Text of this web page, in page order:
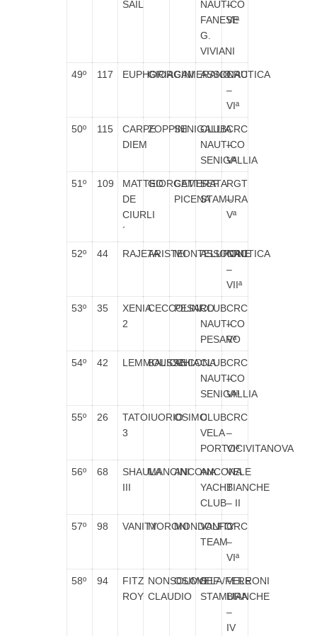
SAIL
NAUTICO
FANESE
G.
VIVIANI
–
VIª
49º 117 EUPHORIA
GIORGINICAMERANO
ASSONAUTICA
CRC
–
VIª
50º 115
CARPE
DIEM
ZOPPINISENIGALLIA
CLUB
NAUTICO
SENIGALLIA
CRC
–
Vª
51º 109
MATTEO
DE
CIURLI
´
GIORGETTI
CAMERATA
PICENA
SEF
STAMURA
RGT
–
Vª
52º 44 RAJETAARISTEIMONTELUPONE
ASSONAUTICA
CRC
–
VIIª
53º 35
XENIA
2
CECCOLINI
PESAROCLUB
NAUTICO
PESARO
CRC
–
Vª
54º 42 LEMMOUSSE
BALICCHIA
ANCONA
CLUB
NAUTICO
SENIGALLIA
CRC
–
VIª
55º 26
TATO
3
IUORIOOSIMOCLUB
VELA
PORTOCIVITANOVA
CRC
–
VIª
56º 68
SHAULA
III
MANCINIANCONAANCONA
YACHT
CLUB
VELE
BIANCHE
– II
57º 98 VANITYMORONIMONDOLFO
VANITY
TEAM
CRC
–
VIª
58º 94
FITZ
ROY
NONSOLOVELA/FERRONI
CLAUDIO
OSIMOSEF
STAMURA
VELE
BIANCHE
–
IV